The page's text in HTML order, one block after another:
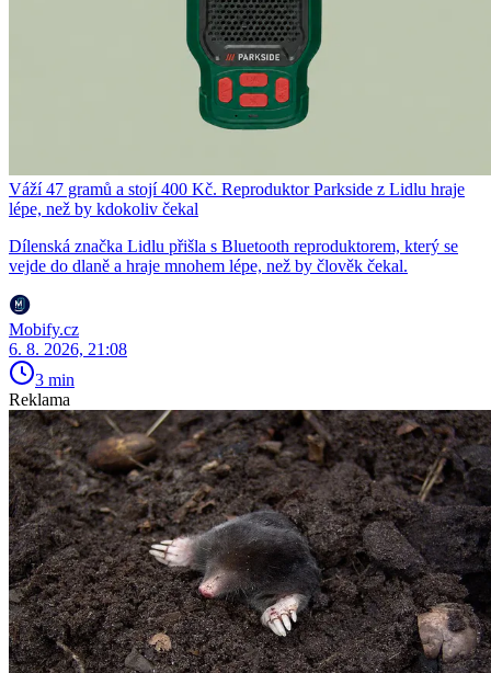
Váží 47 gramů a stojí 400 Kč. Reproduktor Parkside z Lidlu hraje
lépe, než by kdokoliv čekal
Dílenská značka Lidlu přišla s Bluetooth reproduktorem, který se
vejde do dlaně a hraje mnohem lépe, než by člověk čekal.
Mobify.cz
6. 8. 2026, 21:08
3 min
Reklama